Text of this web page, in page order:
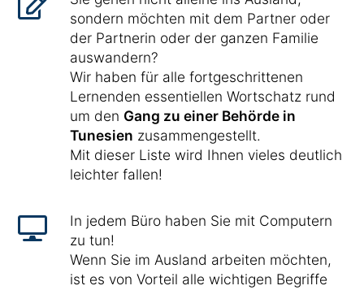
sondern möchten mit dem Partner oder
der Partnerin oder der ganzen Familie
auswandern?
Wir haben für alle fortgeschrittenen
Lernenden essentiellen Wortschatz rund
um den Gang zu einer Behörde in
Tunesien zusammengestellt.
Mit dieser Liste wird Ihnen vieles deutlich
leichter fallen!
In jedem Büro haben Sie mit Computern
zu tun!
Wenn Sie im Ausland arbeiten möchten,
ist es von Vorteil alle wichtigen Begriffe